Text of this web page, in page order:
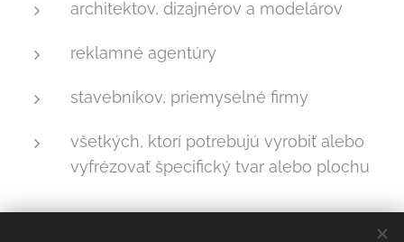
architektov, dizajnérov a modelárov
reklamné agentúry
stavebníkov, priemyselné firmy
všetkých, ktorí potrebujú vyrobiť alebo
vyfrézovať špecifický tvar alebo plochu